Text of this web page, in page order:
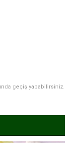
geçiş yapabilirsiniz.